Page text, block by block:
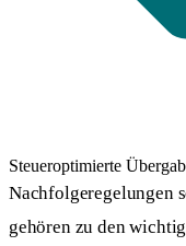
Steueroptimierte
Nachfolgeregelungen
gehören zu den